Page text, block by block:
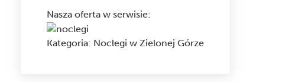
Nasza oferta w serwisie:
Kategoria: Noclegi w Zielonej Górze